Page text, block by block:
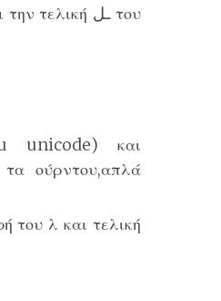
την τελική ـلτου
unicode) και
ούρντου,απλά
του λ και τελική